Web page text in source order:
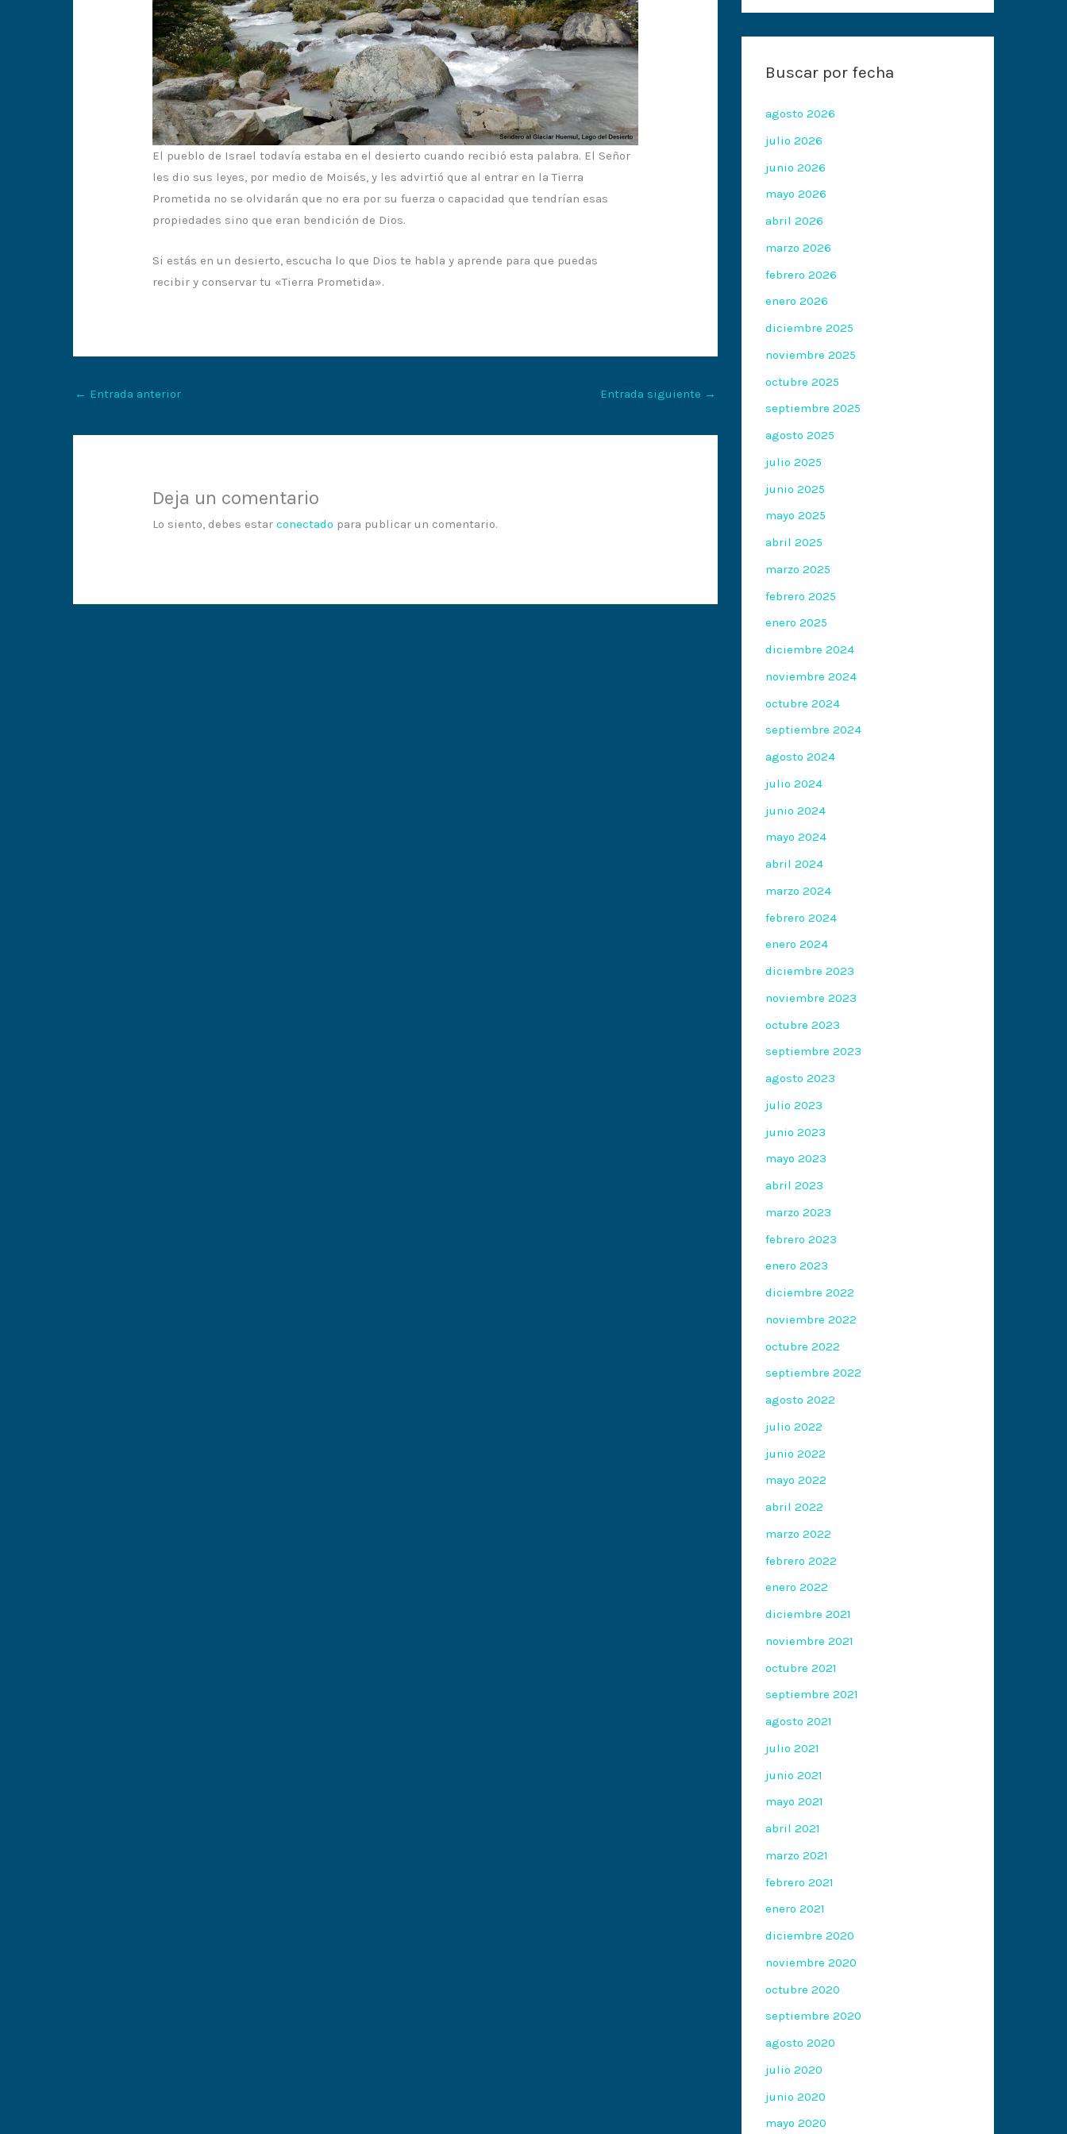
El pueblo de Israel todavía estaba en el desierto cuando recibió esta palabra. El Señor
les dio sus leyes, por medio de Moisés, y les advirtió que al entrar en la Tierra
Prometida no se olvidarán que no era por su fuerza o capacidad que tendrían esas
propiedades sino que eran bendición de Dios.
Si estás en un desierto, escucha lo que Dios te habla y aprende para que puedas
recibir y conservar tu «Tierra Prometida».
← Entrada anterior Entrada siguiente →
Deja un comentario
Lo siento, debes estarconectado para publicar un comentario.
Buscar por fecha
agosto 2026
julio 2026
junio 2026
mayo 2026
abril 2026
marzo 2026
febrero 2026
enero 2026
diciembre 2025
noviembre 2025
octubre 2025
septiembre 2025
agosto 2025
julio 2025
junio 2025
mayo 2025
abril 2025
marzo 2025
febrero 2025
enero 2025
diciembre 2024
noviembre 2024
octubre 2024
septiembre 2024
agosto 2024
julio 2024
junio 2024
mayo 2024
abril 2024
marzo 2024
febrero 2024
enero 2024
diciembre 2023
noviembre 2023
octubre 2023
septiembre 2023
agosto 2023
julio 2023
junio 2023
mayo 2023
abril 2023
marzo 2023
febrero 2023
enero 2023
diciembre 2022
noviembre 2022
octubre 2022
septiembre 2022
agosto 2022
julio 2022
junio 2022
mayo 2022
abril 2022
marzo 2022
febrero 2022
enero 2022
diciembre 2021
noviembre 2021
octubre 2021
septiembre 2021
agosto 2021
julio 2021
junio 2021
mayo 2021
abril 2021
marzo 2021
febrero 2021
enero 2021
diciembre 2020
noviembre 2020
octubre 2020
septiembre 2020
agosto 2020
julio 2020
junio 2020
mayo 2020